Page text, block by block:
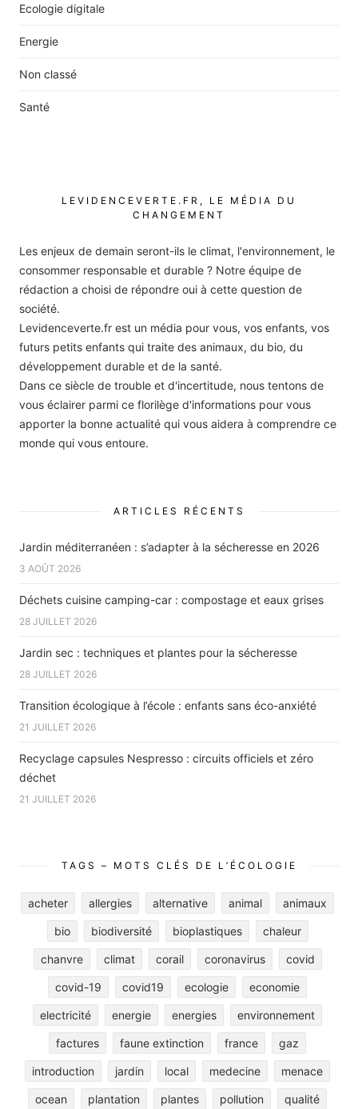
Ecologie digitale
Energie
Non classé
Santé
LEVIDENCEVERTE.FR, LE MÉDIA DU
CHANGEMENT
Les enjeux de demain seront-ils le climat, l'environnement, le
consommer responsable et durable ? Notre équipe de
rédaction a choisi de répondre oui à cette question de
société.
Levidenceverte.fr est un média pour vous, vos enfants, vos
futurs petits enfants qui traite des animaux, du bio, du
développement durable et de la santé.
Dans ce siècle de trouble et d'incertitude, nous tentons de
vous éclairer parmi ce florilège d'informations pour vous
apporter la bonne actualité qui vous aidera à comprendre ce
monde qui vous entoure.
ARTICLES RÉCENTS
Jardin méditerranéen : s’adapter à la sécheresse en 2026
3 AOÛT 2026
Déchets cuisine camping-car : compostage et eaux grises
28 JUILLET 2026
Jardin sec : techniques et plantes pour la sécheresse
28 JUILLET 2026
Transition écologique à l’école : enfants sans éco-anxiété
21 JUILLET 2026
Recyclage capsules Nespresso : circuits officiels et zéro
déchet
21 JUILLET 2026
TAGS – MOTS CLÉS DE L’ÉCOLOGIE
acheter allergies alternative animal animaux
bio biodiversité bioplastiques chaleur
chanvre climat corail coronavirus covid
covid-19 covid19 ecologie economie
electricité energie energies environnement
factures faune extinction france gaz
introduction jardin local medecine menace
ocean plantation plantes pollution qualité